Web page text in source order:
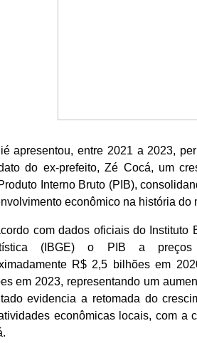
apresentou, entre 2021 a 2023,
do ex-prefeito, Zé Cocá, um
Interno Bruto (PIB),
econômico na história do
com dados oficiais do Instituto
(IBGE) o PIB a
R$ 2,5 bilhões em
em 2023, representando um
evidencia a retomada do
econômicas locais, com a